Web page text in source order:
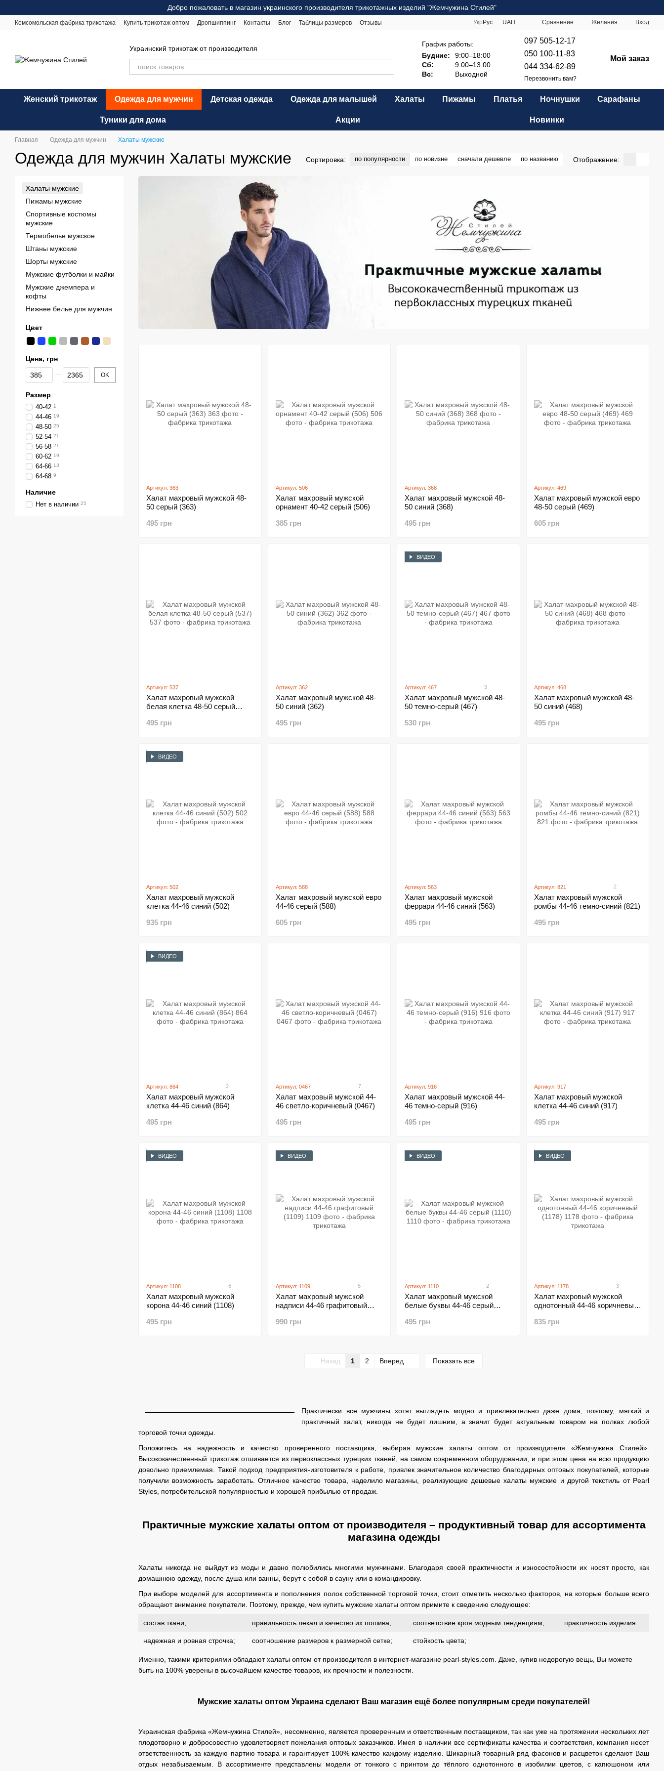
Добро пожаловать в магазин украинского производителя трикотажных изделий "Жемчужина Стилей"
Комсомольская фабрика трикотажа Купить трикотаж оптом Дропшиппинг Контакты Блог Таблицы размеров
Отзывы
Укр Рус UAH Сравнение Желания Вход
Украинский трикотаж от производителя
График работы:
Будние:
9:00–18:00
Сб:
9:00–13:00
Вс:
Выходной
097 505-12-17
050 100-11-83
044 334-62-89
Перезвонить вам?
Мой заказ
Женский трикотаж Одежда для мужчин Детская одежда Одежда для малышей Халаты Пижамы Платья Ночнушки Сарафаны
Туники для дома Акции Новинки
Главная Одежда для мужчин Халаты мужские
Одежда для мужчин Халаты мужские Сортировка: по популярности по новизне сначала дешевле по названию Отображение:
Практически все мужчины хотят выглядеть модно и привлекательно даже дома, поэтому, мягкий и
практичный халат, никогда не будет лишним, а значит будет актуальным товаром на полках любой
торговой точки одежды.
Положитесь на надежность и качество проверенного поставщика, выбирая мужские халаты оптом от производителя «Жемчужина Стилей».
Высококачественный трикотаж отшивается из первоклассных турецких тканей, на самом современном оборудовании, и при этом цена на всю продукцию
довольно приемлемая. Такой подход предприятия-изготовителя к работе, привлек значительное количество благодарных оптовых покупателей, которые
получили возможность заработать. Отличное качество товара, наделило магазины, реализующие дешевые халаты мужские и другой текстиль от Pearl
Styles, потребительской популярностью и хорошей прибылью от продаж.
Практичные мужские халаты оптом от производителя – продуктивный товар для ассортимента
магазина одежды
Халаты никогда не выйдут из моды и давно полюбились многими мужчинами. Благодаря своей практичности и износостойкости их носят просто, как
домашнюю одежду, после душа или ванны, берут с собой в сауну или в командировку.
При выборе моделей для ассортимента и пополнения полок собственной торговой точки, стоит отметить несколько факторов, на которые больше всего
обращают внимание покупатели. Поэтому, прежде, чем купить мужские халаты оптом примите к сведению следующее:
состав ткани; правильность лекал и качество их пошива; соответствие кроя модным тенденциям; практичность изделия.
надежная и ровная строчка; соотношение размеров к размерной сетке; стойкость цвета;
Именно, такими критериями обладают халаты оптом от производителя в интернет-магазине pearl-styles.com. Даже, купив недорогую вещь, Вы можете
быть на 100% уверены в высочайшем качестве товаров, их прочности и полезности.
Мужские халаты оптом Украина сделают Ваш магазин ещё более популярным среди покупателей!
Украинская фабрика «Жемчужина Стилей», несомненно, является проверенным и ответственным поставщиком, так как уже на протяжении нескольких лет
плодотворно и добросовестно удовлетворяет пожелания оптовых заказчиков. Имея в наличии все сертификаты качества и соответствия, компания несет
ответственность за каждую партию товара и гарантирует 100% качество каждому изделию. Шикарный товарный ряд фасонов и расцветок сделают Ваш
отдых незабываемым. В ассортименте представлены модели от тонкого с принтом до тёплого однотонного в изобилии цветов, с капюшоном или
Артикул: 363
Халат махровый мужской 48-
50 серый (363)
495 грн
Артикул: 506
Халат махровый мужской
орнамент 40-42 серый (506)
385 грн
Артикул: 368
Халат махровый мужской 48-
50 синий (368)
495 грн
Артикул: 469
Халат махровый мужской евро
48-50 серый (469)
605 грн
Артикул: 537
Халат махровый мужской
белая клетка 48-50 серый
495 грн
Артикул: 362
Халат махровый мужской 48-
50 синий (362)
495 грн
ВИДЕО
Артикул: 467 3
Халат махровый мужской 48-
50 темно-серый (467)
530 грн
Артикул: 468
Халат махровый мужской 48-
50 синий (468)
495 грн
ВИДЕО
Артикул: 502
Халат махровый мужской
клетка 44-46 синий (502)
935 грн
Артикул: 588
Халат махровый мужской евро
44-46 серый (588)
605 грн
Артикул: 563
Халат махровый мужской
феррари 44-46 синий (563)
495 грн
Артикул: 821 2
Халат махровый мужской
ромбы 44-46 темно-синий (821)
495 грн
ВИДЕО
Артикул: 864 2
Халат махровый мужской
клетка 44-46 синий (864)
495 грн
Артикул: 0467 7
Халат махровый мужской 44-
46 светло-коричневый (0467)
495 грн
Артикул: 916
Халат махровый мужской 44-
46 темно-серый (916)
495 грн
Артикул: 917
Халат махровый мужской
клетка 44-46 синий (917)
495 грн
ВИДЕО
Артикул: 1108 6
Халат махровый мужской
корона 44-46 синий (1108)
495 грн
ВИДЕО
Артикул: 1109 5
Халат махровый мужской
надписи 44-46 графитовый
990 грн
ВИДЕО
Артикул: 1110 2
Халат махровый мужской
белые буквы 44-46 серый
495 грн
ВИДЕО
Артикул: 1178 3
Халат махровый мужской
однотонный 44-46 коричневый
835 грн
Назад 1 2 Вперед Показать все
Халаты мужские
Пижамы мужские
Спортивные костюмы
мужские
Термобелье мужское
Штаны мужские
Шорты мужские
Мужские футболки и майки
Мужские джемпера и
кофты
Нижнее белье для мужчин
Цвет
Цена, грн
От Цена, грн
До Цена, грн OK
Размер
40-42 1
44-46 19
48-50 25
52-54 21
56-58 21
60-62 19
64-66 13
64-68 9
Наличие
Нет в наличии 25